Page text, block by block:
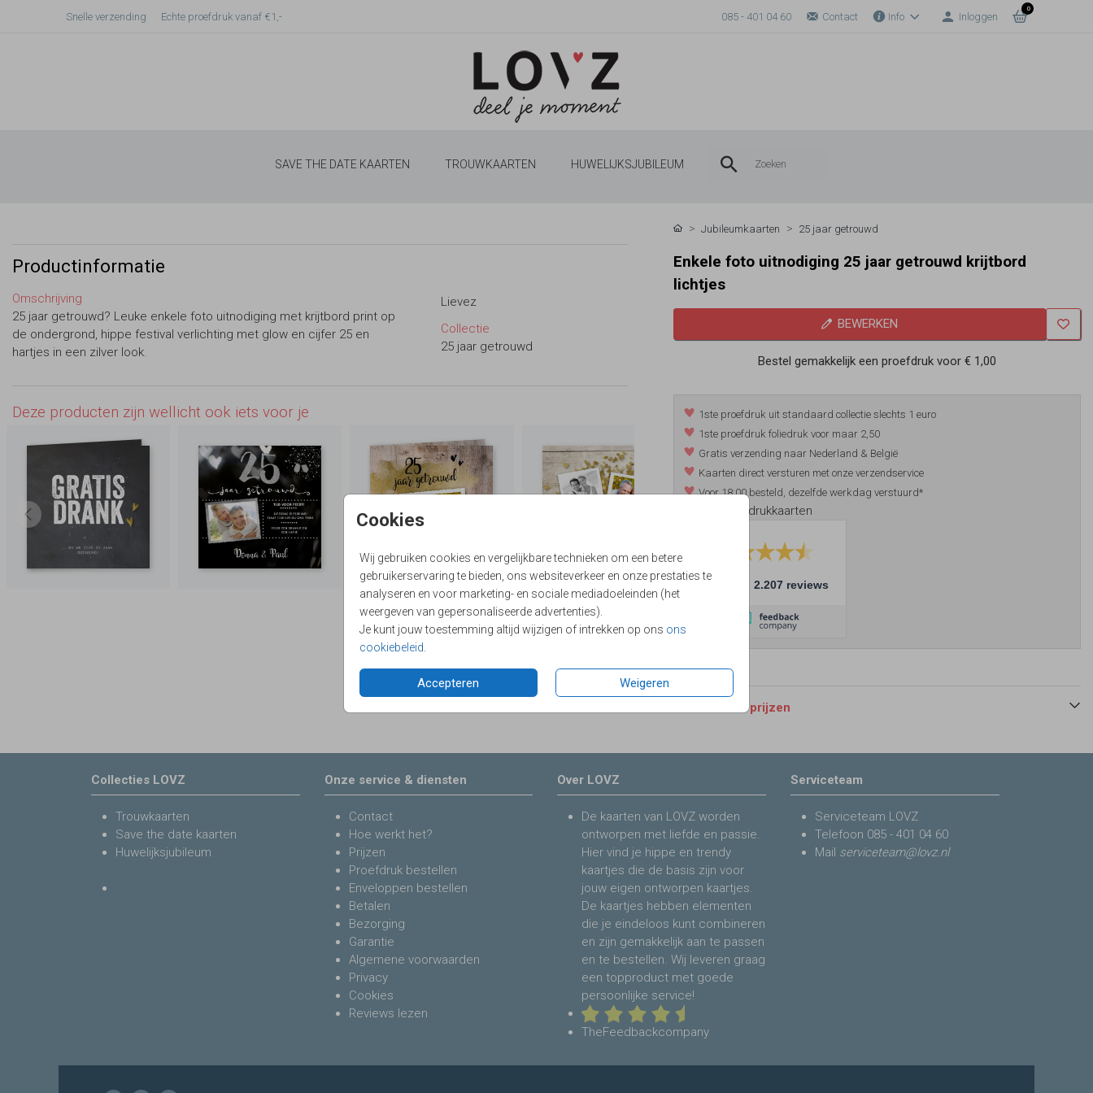
Snelle verzending Echte proefdruk vanaf €1,- 085 - 401 04 60 Contact Info Inloggen
0
SAVE THE DATE KAARTEN TROUWKAARTEN HUWELIJKSJUBILEUM
Cookies
Wij gebruiken cookies en vergelijkbare technieken om een betere
gebruikerservaring te bieden, ons websiteverkeer en onze prestaties te
analyseren en voor marketing- en sociale mediadoeleinden (het
weergeven van gepersonaliseerde advertenties).
Je kunt jouw toestemming altijd wijzigen of intrekken op ons ons
cookiebeleid
Accepteren Weigeren
Productinformatie
Omschrijving
25 jaar getrouwd? Leuke enkele foto uitnodiging met krijtbord print op
de ondergrond, hippe festival verlichting met glow en cijfer 25 en
hartjes in een zilver look.
Lievez
Collectie
25 jaar getrouwd
Deze producten zijn wellicht ook iets voor je
Jubileumkaarten 25 jaar getrouwd
Enkele foto uitnodiging 25 jaar getrouwd krijtbord
lichtjes
BEWERKEN
Bestel gemakkelijk een proefdruk voor€ 1,00
1ste proefdruk uit standaard collectie slechts 1 euro
1ste proefdruk foliedruk voor maar 2,50
Gratis verzending naar Nederland & België
Kaarten direct versturen met onze verzendservice
Voor 18:00 besteld, dezelfde werkdag verstuurd*
*m.u.v. foliedrukkaarten
9.4 2.207 reviews
Formaten en prijzen
Collecties LOVZ
Trouwkaarten
Save the date kaarten
Huwelijksjubileum
Onze service & diensten
Contact
Hoe werkt het?
Prijzen
Proefdruk bestellen
Enveloppen bestellen
Betalen
Bezorging
Garantie
Algemene voorwaarden
Privacy
Cookies
Reviews lezen
Over LOVZ
De kaarten van LOVZ worden
ontworpen met liefde en passie.
Hier vind je hippe en trendy
kaartjes die de basis zijn voor
jouw eigen ontworpen kaartjes.
De kaartjes hebben elementen
die je eindeloos kunt combineren
en zijn gemakkelijk aan te passen
en te bestellen. Wij leveren graag
een topproduct met goede
persoonlijke service!
TheFeedbackcompany
Serviceteam
Serviceteam LOVZ
Telefoon 085 - 401 04 60
Mail serviceteam@lovz.nl